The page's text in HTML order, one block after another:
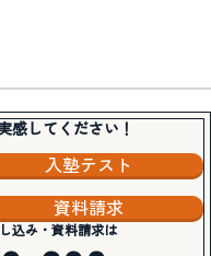
感してください！
入塾テスト
資料請求
込み・資料請求は